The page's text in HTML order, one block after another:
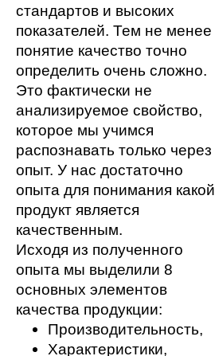
стандартов и высоких
показателей. Тем не менее
понятие качество точно
определить очень сложно.
Это фактически не
анализируемое свойство,
которое мы учимся
распознавать только через
опыт. У нас достаточно
опыта для понимания какой
продукт является
качественным.
Исходя из полученного
опыта мы выделили 8
основных элементов
качества продукции:
Производительность,
Характеристики,